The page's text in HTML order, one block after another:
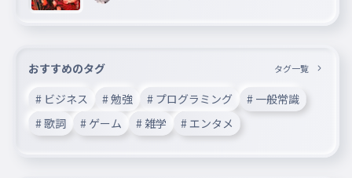
おすすめのタグ タグ一覧
# ビジネス # 勉強 # プログラミング
# 一般常識
# 歌詞
# ゲーム # 雑学 # エンタメ